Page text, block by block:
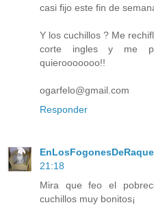
casi fijo este fin de
Y los cuchillos ? Me
corte ingles y me
quierooooooo!!
ogarfelo@gmail.com
Responder
21:18
Mira que feo el
cuchillos muy bonitos¡